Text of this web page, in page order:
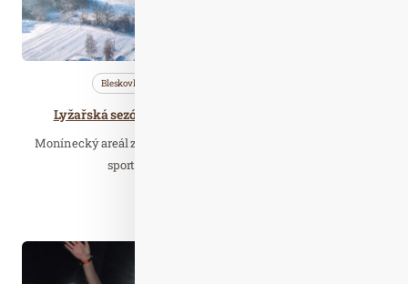
Bleskovky
Lyžařská sezóna na Monínci začala se 70 cm sněhu
Monínecký areál zahájil zimní sezónu. Na milovníky zimních
sportů čeká až 70 cm sněhu. Areál…